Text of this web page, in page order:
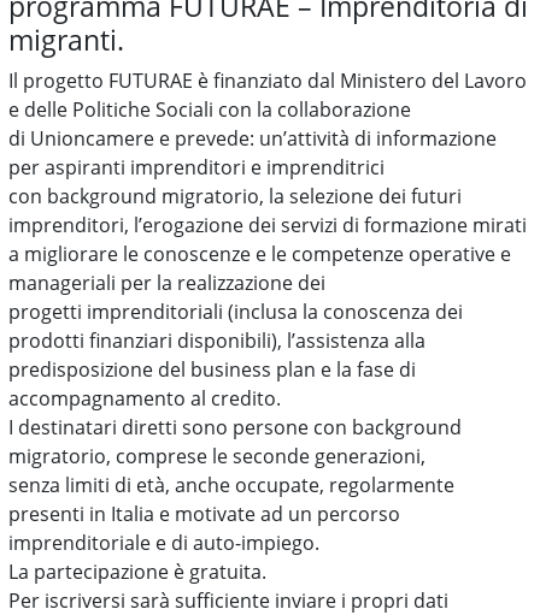
migranti.
Il progetto FUTURAE è finanziato dal Ministero del Lavoro
e delle Politiche Sociali con la collaborazione
di Unioncamere e prevede: un’attività di informazione
per aspiranti imprenditori e imprenditrici
con background migratorio, la selezione dei futuri
imprenditori, l’erogazione dei servizi di formazione mirati
a migliorare le conoscenze e le competenze operative e
manageriali per la realizzazione dei
progetti imprenditoriali (inclusa la conoscenza dei
prodotti finanziari disponibili), l’assistenza alla
predisposizione del business plan e la fase di
accompagnamento al credito.
I destinatari diretti sono persone con background
migratorio, comprese le seconde generazioni,
senza limiti di età, anche occupate, regolarmente
presenti in Italia e motivate ad un percorso
imprenditoriale e di auto-impiego.
La partecipazione è gratuita.
Per iscriversi sarà sufficiente inviare i propri dati